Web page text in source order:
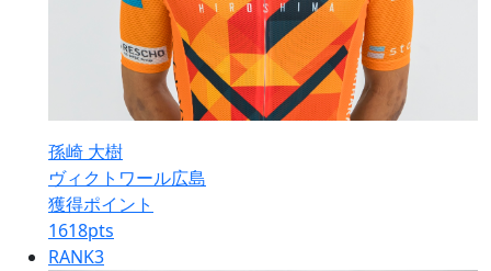
孫崎 大樹
ヴィクトワール広島
獲得ポイント
1618pts
RANK3